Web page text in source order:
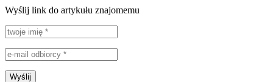
Wyślij link do artykułu znajomemu
Wyślij